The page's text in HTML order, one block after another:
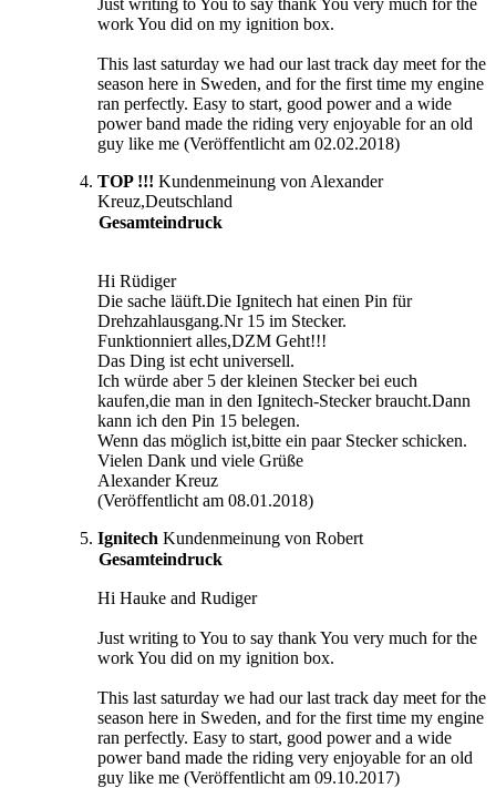
work You did on my ignition box.
This last saturday we had our last track day meet for the
season here in Sweden, and for the first time my engine
ran perfectly. Easy to start, good power and a wide
power band made the riding very enjoyable for an old
guy like me (Veröffentlicht am 02.02.2018)
TOP !!! Kundenmeinung von Alexander
Kreuz,Deutschland
Gesamteindruck
Hi Rüdiger
Die sache läüft.Die Ignitech hat einen Pin für
Drehzahlausgang.Nr 15 im Stecker.
Funktionniert alles,DZM Geht!!!
Das Ding ist echt universell.
Ich würde aber 5 der kleinen Stecker bei euch
kaufen,die man in den Ignitech-Stecker braucht.Dann
kann ich den Pin 15 belegen.
Wenn das möglich ist,bitte ein paar Stecker schicken.
Vielen Dank und viele Grüße
Alexander Kreuz
(Veröffentlicht am 08.01.2018)
Ignitech Kundenmeinung von Robert
Gesamteindruck
Hi Hauke and Rudiger
Just writing to You to say thank You very much for the
work You did on my ignition box.
This last saturday we had our last track day meet for the
season here in Sweden, and for the first time my engine
ran perfectly. Easy to start, good power and a wide
power band made the riding very enjoyable for an old
guy like me (Veröffentlicht am 09.10.2017)